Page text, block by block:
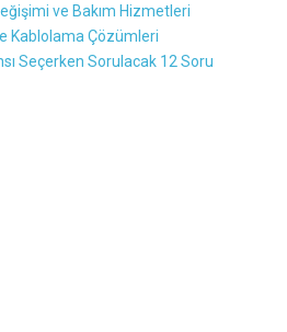
ve Bakım Hizmetleri
Kablolama Çözümleri
Seçerken Sorulacak 12 Soru